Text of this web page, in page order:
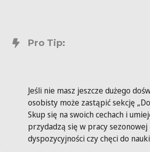
Pro Tip:
Jeśli nie masz jeszcze dużego
osobisty może zastąpić sekcję
Skup się na swoich cechach i
przydadzą się w pracy
dyspozycyjności czy chęci do